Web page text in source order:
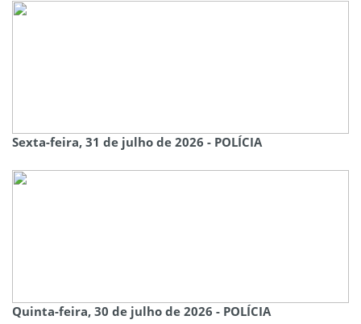
Sexta-feira, 31 de julho de 2026 - POLÍCIA
Quinta-feira, 30 de julho de 2026 - POLÍCIA